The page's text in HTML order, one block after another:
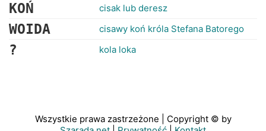
KOŃ cisak lub deresz
WOIDA cisawy koń króla Stefana Batorego
? kola loka
Wszystkie prawa zastrzeżone | Copyright © by